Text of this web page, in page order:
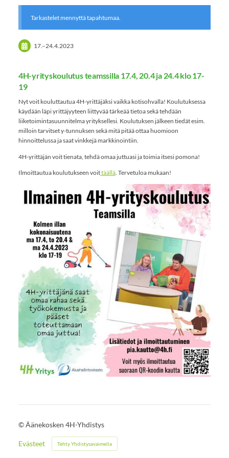
Tarkastelet mennyttä tapahtumaa.
17.–24.4.2023
4H-yrityskoulutus teamssilla 17.4, 20.4 ja 24.4 klo 17-
19
Nyt voit kouluttautua 4H-yrittäjäksi vaikka kotisohvalla! Koulutuksessa
käydään läpi yrittäjyyteen liittyvää tärkeää tietoa sekä tehdään
liiketoimintasuunnitelma yrityksellesi. Koulutuksen jälkeen tiedät esim.
milloin tarvitset y-tunnuksen sekä mitä pitää ottaa huomioon
hinnoittelussa ja saat vinkkejä markkinointiin.
4H-yrittäjän voit tienata, tehdä omaa juttuasi ja toimia itsesi pomona!
Ilmoittautua koulutukseen voittäällä. Tervetuloa mukaan!
©Äänekosken 4H-Yhdistys
Evästeet Tehty Yhdistysavaimella